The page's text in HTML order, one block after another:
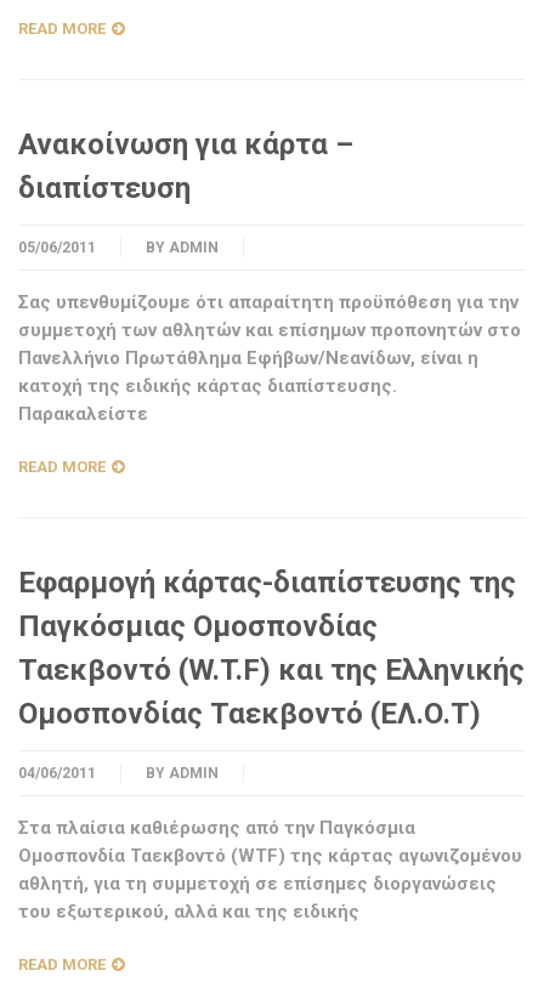
READ MORE
Ανακοίνωση για κάρτα –
διαπίστευση
05/06/2011 BY ADMIN
Σας υπενθυμίζουμε ότι απαραίτητη προϋπόθεση για την
συμμετοχή των αθλητών και επίσημων προπονητών στο
Πανελλήνιο Πρωτάθλημα Εφήβων/Νεανίδων, είναι η
κατοχή της ειδικής κάρτας διαπίστευσης.
Παρακαλείστε
READ MORE
Εφαρμογή κάρτας-διαπίστευσης της
Παγκόσμιας Ομοσπονδίας
Ταεκβοντό (W.T.F) και της Ελληνικής
Ομοσπονδίας Ταεκβοντό (ΕΛ.Ο.Τ)
04/06/2011 BY ADMIN
Στα πλαίσια καθιέρωσης από την Παγκόσμια
Ομοσπονδία Ταεκβοντό (WTF) της κάρτας αγωνιζομένου
αθλητή, για τη συμμετοχή σε επίσημες διοργανώσεις
του εξωτερικού, αλλά και της ειδικής
READ MORE